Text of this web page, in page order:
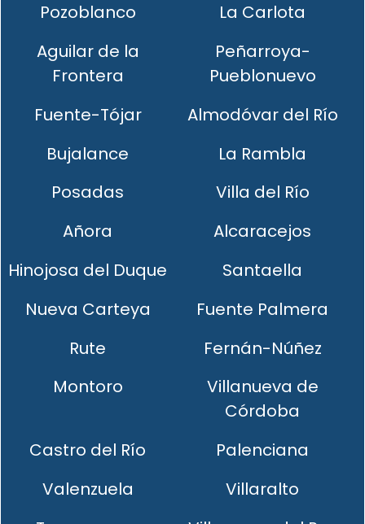
Pozoblanco
La Carlota
Aguilar de la
Frontera
Peñarroya-
Pueblonuevo
Fuente-Tójar
Almodóvar del Río
Bujalance
La Rambla
Posadas
Villa del Río
Añora
Alcaracejos
Hinojosa del Duque
Santaella
Nueva Carteya
Fuente Palmera
Rute
Fernán-Núñez
Montoro
Villanueva de
Córdoba
Castro del Río
Palenciana
Valenzuela
Villaralto